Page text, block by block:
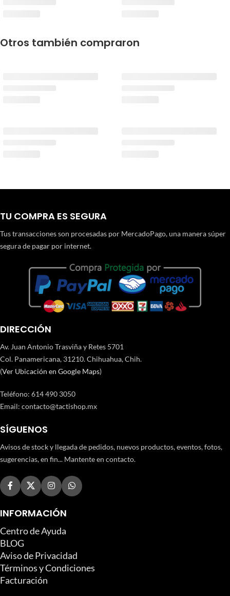
Otros también compraron
TU COMPRA ES SEGURA
Tus transacciones son procesadas por MercadoPago, una manera súper
segura de pagar por internet.
DIRECCIÓN
Av. Juan Antonio Trasviña y Retes 5701
Col. Panamericana, 31210. Chihuahua, Chih.
(Ver Ubicación en Google Maps)
Teléfono: 614 490 3050
Email: contacto@tactishop.mx
SÍGUENOS
Avisos de stock y llegada de pedidos, nuevos productos, eventos, fotos,
sugerencias, en fin... Mantente en contacto.
INFORMACIÓN
Centro de Ayuda
BLOG
Aviso de Privacidad
Términos y Condiciones
Facturación